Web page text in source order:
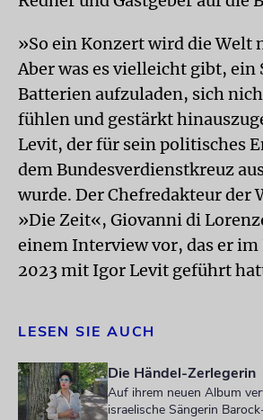
»So ein Konzert wird die Welt
Aber was es vielleicht gibt, ein
Batterien aufzuladen, sich
fühlen und gestärkt
Levit, der für sein politisches
dem Bundesverdienstkreuz
wurde. Der Chefredakteur der
»Die Zeit«, Giovanni di
einem Interview vor, das er im
2023 mit Igor Levit geführt
LESEN SIE AUCH
Die Händel-Zerlegerin
Auf ihrem neuen Album
israelische Sängerin